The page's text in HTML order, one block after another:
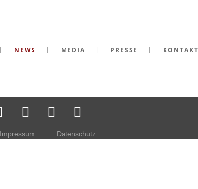
NEWS MEDIA PRESSE KONTAKT
Impressum Datenschutz